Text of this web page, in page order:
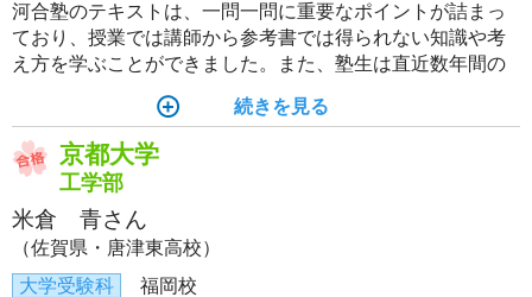
河合塾のテキストは、一問一問に重要なポイントが詰まっ
ており、授業では講師から参考書では得られない知識や考
え方を学ぶことができました。また、塾生は直近数年間の
で、直前期には入試本番を意識した演習ができました。
続きを見る
京都大学
工学部
米倉 青さん
（佐賀県・唐津東高校）
大学受験科
福岡校